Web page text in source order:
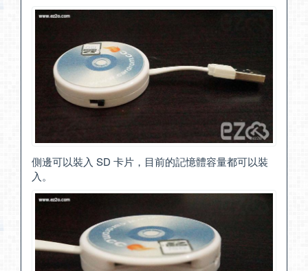
側邊可以裝入 SD 卡片，目前的記憶體容量都可以裝
入。